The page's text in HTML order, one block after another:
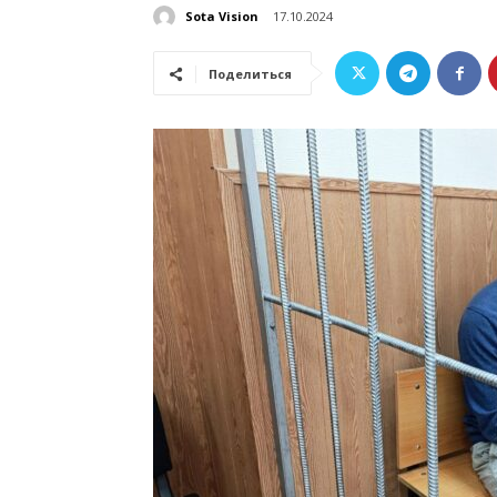
Sota Vision 17.10.2024
Поделиться